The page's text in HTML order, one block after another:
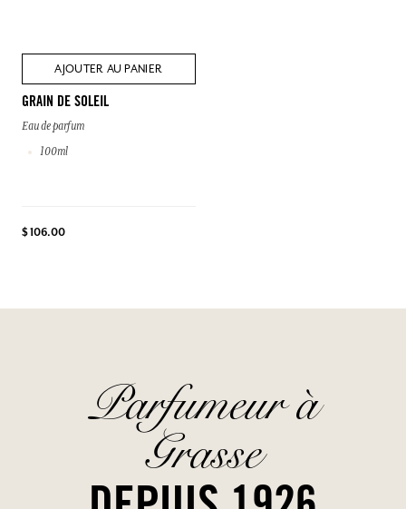
AJOUTER AU PANIER
GRAIN DE SOLEIL
Eau de parfum
100ml
$ 106.00
Parfumeur à
Grasse